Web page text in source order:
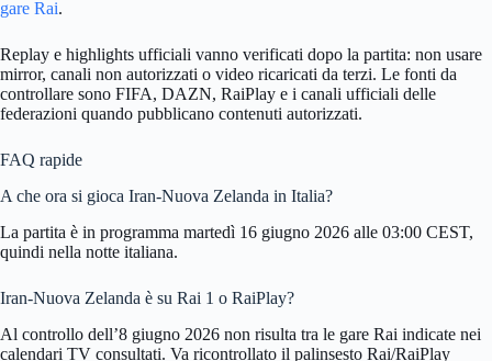
gare Rai.
Replay e highlights ufficiali vanno verificati dopo la partita: non usare
mirror, canali non autorizzati o video ricaricati da terzi. Le fonti da
controllare sono FIFA, DAZN, RaiPlay e i canali ufficiali delle
federazioni quando pubblicano contenuti autorizzati.
FAQ rapide
A che ora si gioca Iran-Nuova Zelanda in Italia?
La partita è in programma martedì 16 giugno 2026 alle 03:00 CEST,
quindi nella notte italiana.
Iran-Nuova Zelanda è su Rai 1 o RaiPlay?
Al controllo dell’8 giugno 2026 non risulta tra le gare Rai indicate nei
calendari TV consultati. Va ricontrollato il palinsesto Rai/RaiPlay